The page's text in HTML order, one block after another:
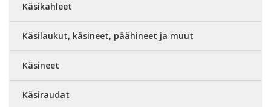
Käsikahleet
Käsilaukut, käsineet, päähineet ja muut
Käsineet
Käsiraudat